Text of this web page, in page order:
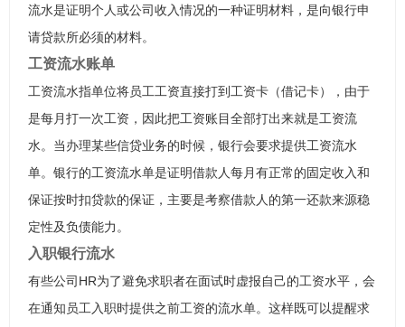
流水是证明个人或公司收入情况的一种证明材料，是向银行申
请贷款所必须的材料。
工资流水账单
工资流水指单位将员工工资直接打到工资卡（借记卡），由于
是每月打一次工资，因此把工资账目全部打出来就是工资流
水。当办理某些信贷业务的时候，银行会要求提供工资流水
单。银行的工资流水单是证明借款人每月有正常的固定收入和
保证按时扣贷款的保证，主要是考察借款人的第一还款来源稳
定性及负债能力。
入职银行流水
有些公司HR为了避免求职者在面试时虚报自己的工资水平，会
在通知员工入职时提供之前工资的流水单。这样既可以提醒求